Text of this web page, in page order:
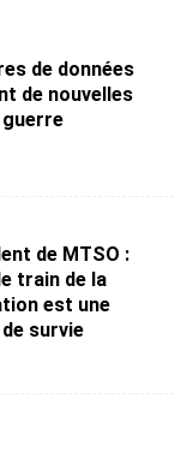
de données
de nouvelles
guerre
de MTSO :
train de la
est une
survie